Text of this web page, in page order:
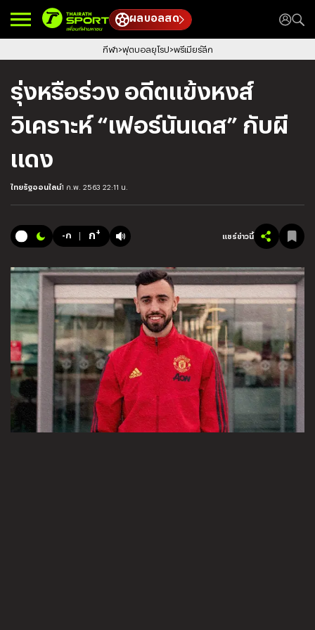
ผลบอลสด
กีฬา ฟุตบอลยุโรป พรีเมียร์ลีก
รุ่งหรือร่วง อดีตแข้งหงส์
วิเคราะห์ “เฟอร์นันเดส” กับผี
แดง
ไทยรัฐออนไลน์1 ก.พ. 2563 22:11 น.
-ก ก+ แชร์ข่าวนี้